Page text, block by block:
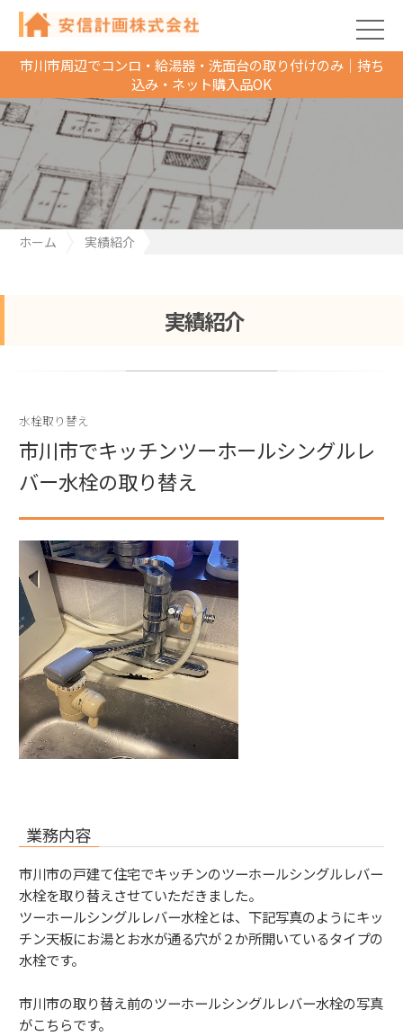
市川市周辺でコンロ・給湯器・洗面台の取り付けのみ｜持ち
込み・ネット購入品OK
ホーム
実績紹介
実績紹介
水栓取り替え
市川市でキッチンツーホールシングルレ
バー水栓の取り替え
業務内容
市川市の戸建て住宅でキッチンのツーホールシングルレバー
水栓を取り替えさせていただきました。
ツーホールシングルレバー水栓とは、下記写真のようにキッ
チン天板にお湯とお水が通る穴が２か所開いているタイプの
水栓です。
市川市の取り替え前のツーホールシングルレバー水栓の写真
がこちらです。